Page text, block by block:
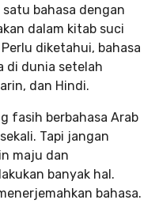
bahasa dengan
dalam kitab suci
diketahui, bahasa
di dunia setelah
dan Hindi.
fasih berbahasa Arab
Tapi jangan
maju dan
banyak hal.
bahasa.